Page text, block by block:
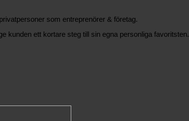
som entreprenörer & företag.
kunden ett kortare steg till sin egna personliga favoritsten.